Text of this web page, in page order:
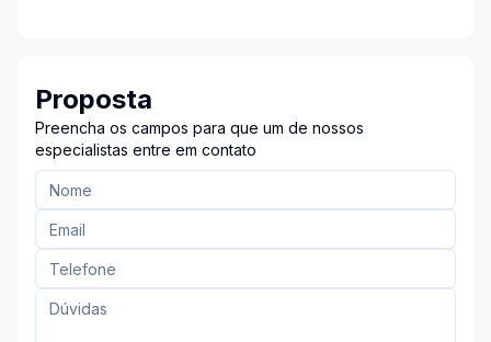
Proposta
Preencha os campos para que um de nossos
especialistas entre em contato